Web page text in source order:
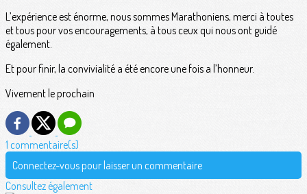
L’expérience est énorme, nous sommes Marathoniens, merci à toutes
et tous pour vos encouragements, à tous ceux qui nous ont guidé
également.
Et pour finir, la convivialité a été encore une fois a l’honneur.
Vivement le prochain
1 commentaire(s)
Connectez-vous pour laisser un commentaire
Consultez également